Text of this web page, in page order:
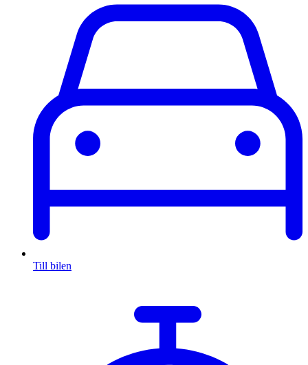
Till bilen